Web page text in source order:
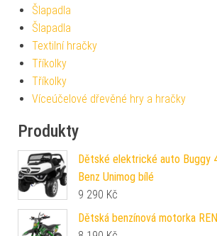
Šlapadla
Šlapadla
Textilní hračky
Tříkolky
Tříkolky
Víceúčelové dřevěné hry a hračky
Produkty
Dětské elektrické auto Buggy
Benz Unimog bílé
9 290 Kč
Dětská benzínová motorka